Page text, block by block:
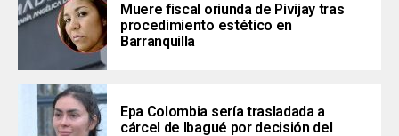
Muere fiscal oriunda de Pivijay tras
procedimiento estético en
Barranquilla
Epa Colombia sería trasladada a
cárcel de Ibagué por decisión del